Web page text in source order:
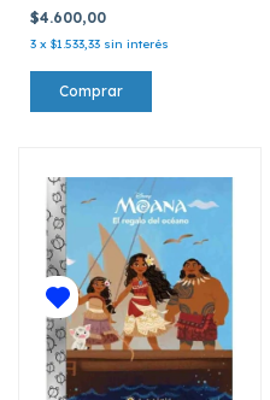
$4.600,00
3 x $1.533,33 sin interés